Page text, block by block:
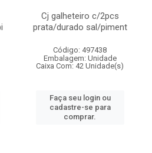
Cj galheteiro c/2pcs
prata/durado sal/piment
Código: 497438
Embalagem: Unidade
Caixa Com: 42 Unidade(s)
Faça seu login ou
cadastre-se para
comprar.